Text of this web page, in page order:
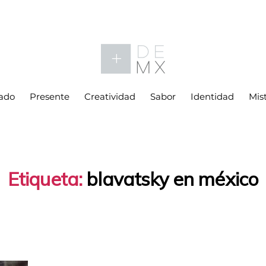
Presente Creatividad Sabor Identidad
Etiqueta: blavatsky en méxico